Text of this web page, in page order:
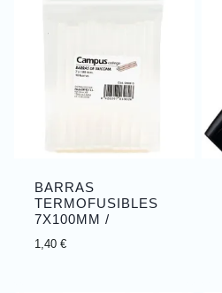
BARRAS
TERMOFUSIBLES
7X100MM /
1,40€